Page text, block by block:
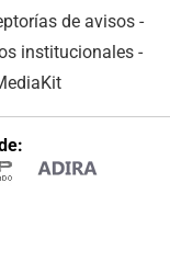
de avisos -
institucionales -